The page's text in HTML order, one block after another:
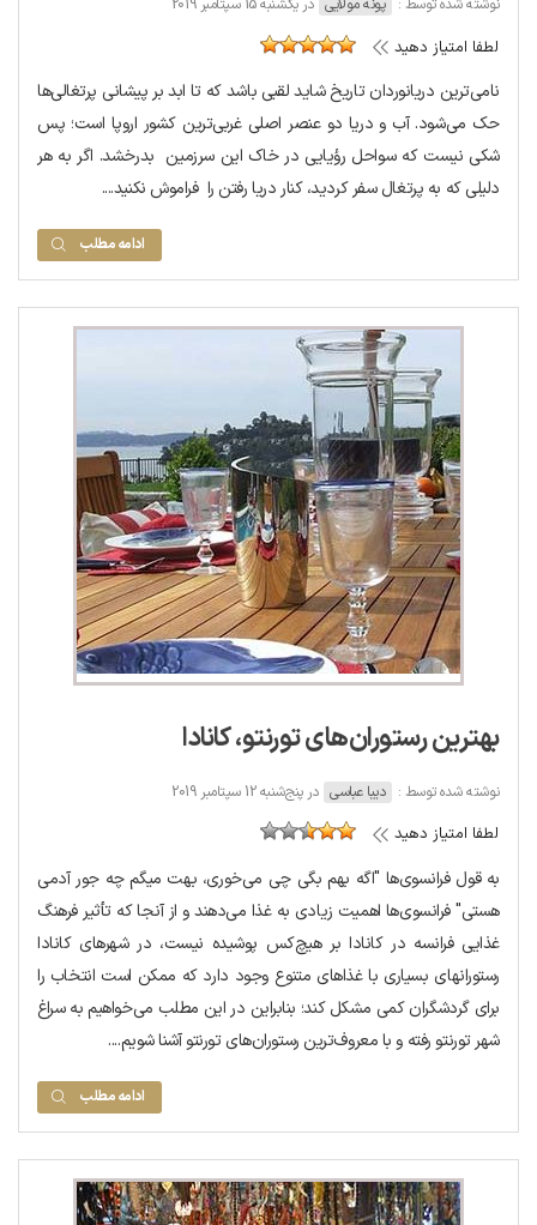
نوشته شده توسط : پونه مولایی در یکشنبه 15 سپتامبر 2019
لطفا امتیاز دهید
نامی‌ترین دریانوردان تاریخ شاید لقبی باشد که تا ابد بر پیشانی پرتغالی‌ها
حک می‌شود. آب و دریا دو عنصر اصلی غربی‌ترین کشور اروپا است؛ پس
شکی نیست که سواحل رؤیایی در خاک این سرزمین بدرخشد. اگر به هر
دلیلی که به پرتغال سفر کردید، کنار دریا رفتن را فراموش نکنید....
ادامه مطلب
بهترین رستوران‌های تورنتو، کانادا
نوشته شده توسط : دیبا عباسی در پنج‌شنبه 12 سپتامبر 2019
لطفا امتیاز دهید
به قول فرانسوی‌ها "اگه بهم بگی چی می‌خوری، بهت میگم چه جور آدمی
هستی" فرانسوی‌ها اهمیت زیادی به غذا می‌دهند و از آنجا که تأثیر فرهنگ
غذایی فرانسه در کانادا بر هیچ‌کس پوشیده نیست، در شهرهای کانادا
رستوران‎های بسیاری با غذاهای متنوع وجود دارد که ممکن است انتخاب را
برای گردشگران کمی مشکل کند؛ بنابراین در این مطلب می‌خواهیم به سراغ
شهر تورنتو رفته و با معروف‌ترین رستوران‌های تورنتو آشنا شویم....
ادامه مطلب